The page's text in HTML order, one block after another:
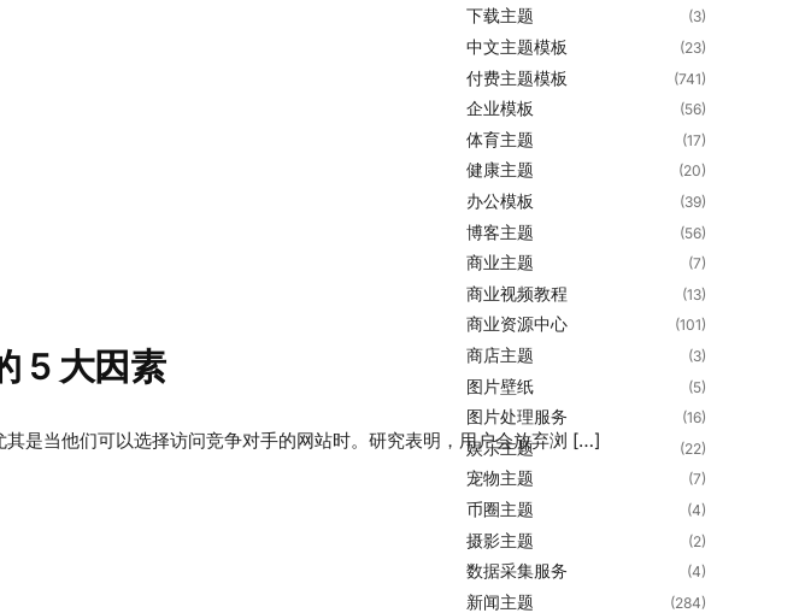
5 大因素
是当他们可以选择访问竞争对手的网站时。研究表明，用户会放弃浏 […]
下载主题 (3)
中文主题模板 (23)
付费主题模板 (741)
企业模板 (56)
体育主题 (17)
健康主题 (20)
办公模板 (39)
博客主题 (56)
商业主题 (7)
商业视频教程 (13)
商业资源中心 (101)
商店主题 (3)
图片壁纸 (5)
图片处理服务 (16)
娱乐主题 (22)
宠物主题 (7)
币圈主题 (4)
摄影主题 (2)
数据采集服务 (4)
新闻主题 (284)